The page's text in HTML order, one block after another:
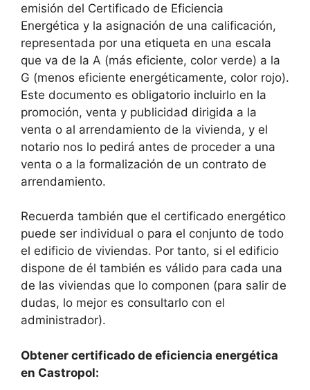
emisión del Certificado de Eficiencia
Energética y la asignación de una calificación,
representada por una etiqueta en una escala
que va de la A (más eficiente, color verde) a la
G (menos eficiente energéticamente, color rojo).
Este documento es obligatorio incluirlo en la
promoción, venta y publicidad dirigida a la
venta o al arrendamiento de la vivienda, y el
notario nos lo pedirá antes de proceder a una
venta o a la formalización de un contrato de
arrendamiento.
Recuerda también que el certificado energético
puede ser individual o para el conjunto de todo
el edificio de viviendas. Por tanto, si el edificio
dispone de él también es válido para cada una
de las viviendas que lo componen (para salir de
dudas, lo mejor es consultarlo con el
administrador).
Obtener certificado de eficiencia energética
en Castropol: